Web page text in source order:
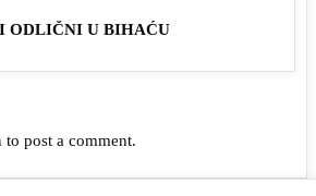
ODLIČNI U BIHAĆU
to post a comment.